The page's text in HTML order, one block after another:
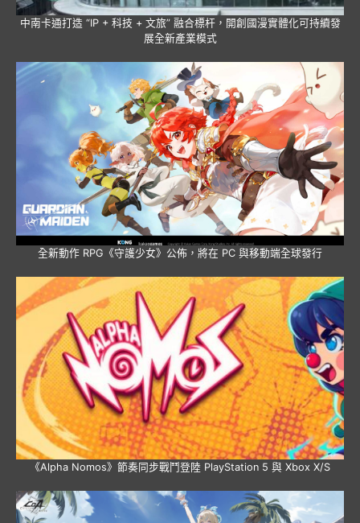
中南卡通打造 “IP + 科技 + 文旅” 融合標杆，開創國漫實體化可持續發
展全新產業模式
全新動作 RPG《守護少女》公佈，將在 PC 與移動端全球發行
《Alpha Nomos》節奏同步戰鬥登陸 PlayStation 5 與 Xbox X/S